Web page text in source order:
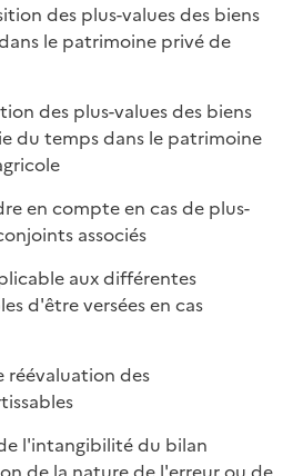
des plus-values des biens
le patrimoine privé de
des plus-values des biens
du temps dans le patrimoine
en compte en cas de plus-
associés
aux différentes
d'être versées en cas
réévaluation des
l'intangibilité du bilan